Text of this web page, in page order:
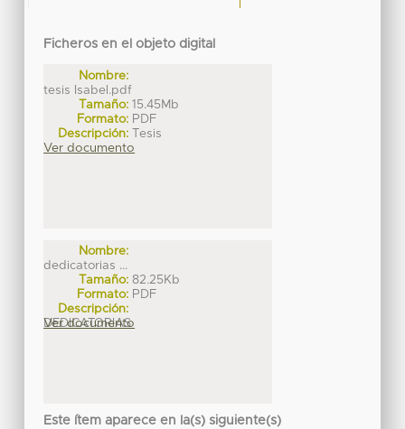
Ficheros en el objeto digital
Nombre:
tesis Isabel.pdf
Tamaño: 15.45Mb
Formato: PDF
Descripción: Tesis
Ver documento
Nombre:
dedicatorias ...
Tamaño: 82.25Kb
Formato: PDF
Descripción:
DEDICATORIAS
Ver documento
Este ítem aparece en la(s) siguiente(s)